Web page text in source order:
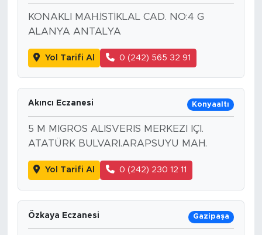
KONAKLI MAH.İSTİKLAL CAD. NO:4 G
ALANYA ANTALYA
Yol Tarifi Al 0 (242) 565 32 91
Akıncı Eczanesi Konyaaltı
5 M MIGROS ALISVERIS MERKEZI IÇI.
ATATÜRK BULVARI.ARAPSUYU MAH.
Yol Tarifi Al 0 (242) 230 12 11
Özkaya Eczanesi Gazipaşa